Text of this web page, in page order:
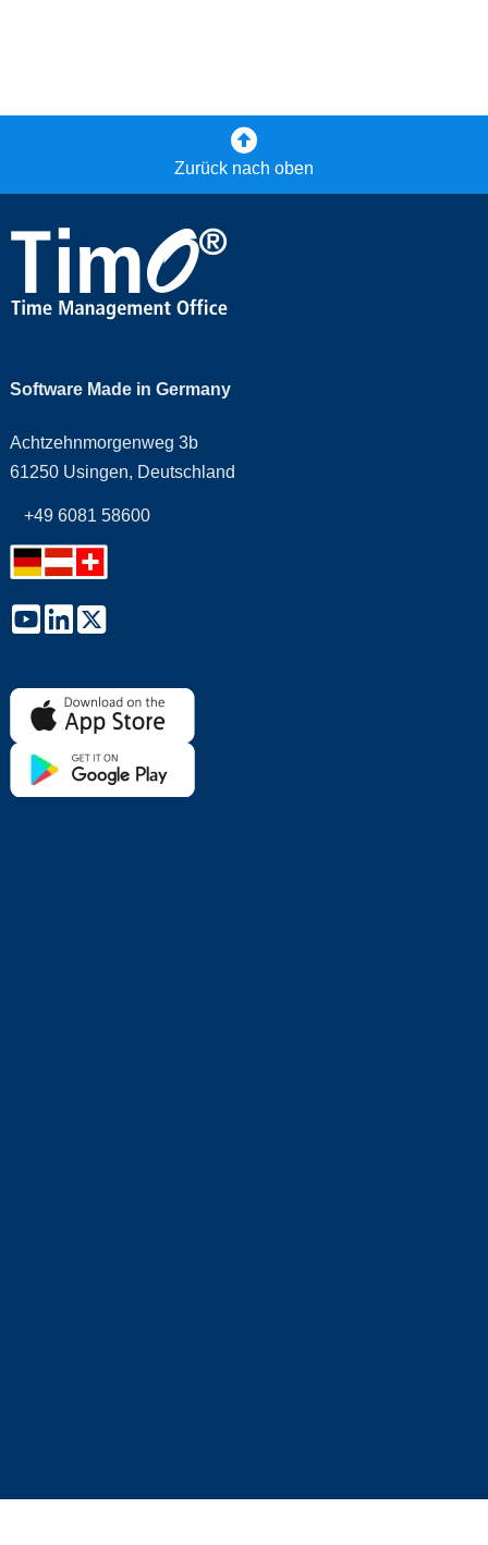
Zurück nach oben
Software Made in Germany
Achtzehnmorgenweg 3b
61250 Usingen, Deutschland
+49 6081 58600